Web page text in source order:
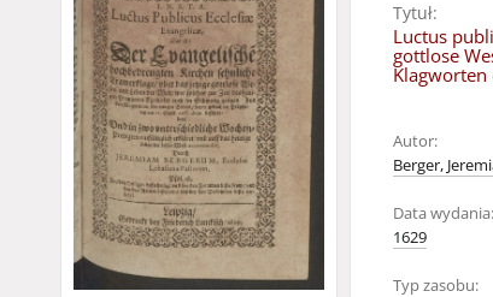
Tytuł:
Luctus
gottlose
Klagworten
Autor:
Berger,
Data wydania:
1629
Typ zasobu: